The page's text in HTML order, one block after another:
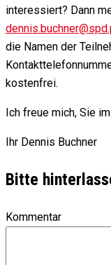
interessiert? Dann
die Namen der
kostenfrei.
Ich freue mich, Sie
Ihr Dennis Buchner
Bitte
Kommentar